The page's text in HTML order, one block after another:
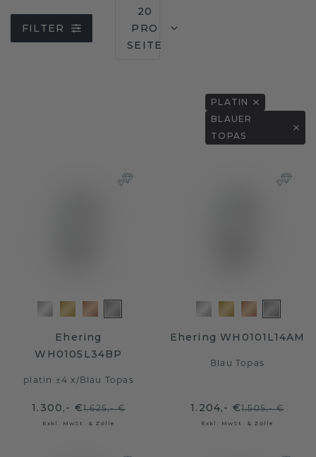
FILTER
20
PRO
SEITE
PLATIN
BLAUER
TOPAS
Ehering
WH0105L34BP
platin ±4 x/ Blau Topas
1.300,- €1.625,- €
Exkl. MwSt. & Zölle
Ehering WH0101L14AM
Blau Topas
1.204,- €1.505,- €
Exkl. MwSt. & Zölle